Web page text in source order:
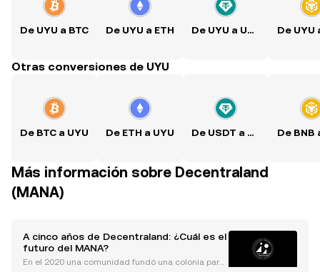
De UYU a BTC De UYU a ETH De UYU a USDT
Otras conversiones de UYU
De BTC a UYU De ETH a UYU De USDT a UYU
Más información sobre Decentraland
(MANA)
A cinco años de Decentraland: ¿Cuál es el
futuro del MANA?
En el 2020 una comunidad fundó una colonia para